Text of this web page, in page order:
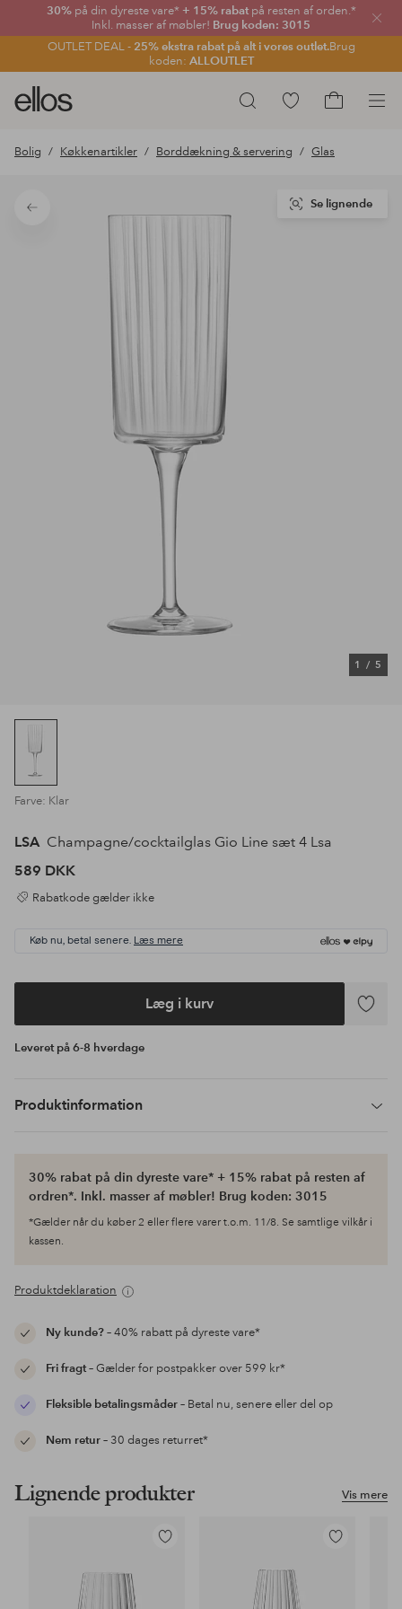
30% på din dyreste vare* + 15% rabatpå resten af orden.*
Inkl. masser af møbler! Brug koden: 3015
OUTLET DEAL - 25% ekstra rabat på alt i vores outlet.Brug
koden: ALLOUTLET
Luk
Søg
Ellos
logo
gå
forsiden
Gå
favoritmarkerede
produkter
Bolig Køkkenartikler Borddækning & servering Glas
Tilbage
1 / 5
Se lignende
Farve: Klar
LSA Champagne/cocktailglas Gio Line sæt 4 Lsa
589 DKK
Rabatkode gælder ikke
Køb nu, betal senere. Læs mere
Læg i kurv
Tilføj
Leveret på 6-8 hverdage
Produktinformation
30% rabat på din dyreste vare* + 15% rabat på resten af
ordren*. Inkl. masser af møbler! Brug koden: 3015
*Gælder når du køber 2 eller flere varer t.o.m. 11/8. Se samtlige vilkår i
kassen.
Produktdeklaration
Ny kunde?– 40% rabatt på dyreste vare*
Fri fragt– Gælder for postpakker over 599 kr*
Fleksible betalingsmåder– Betal nu, senere eller del op
Nem retur– 30 dages returret*
Vis mere
Lignende produkter
Tilføj
Tilføj